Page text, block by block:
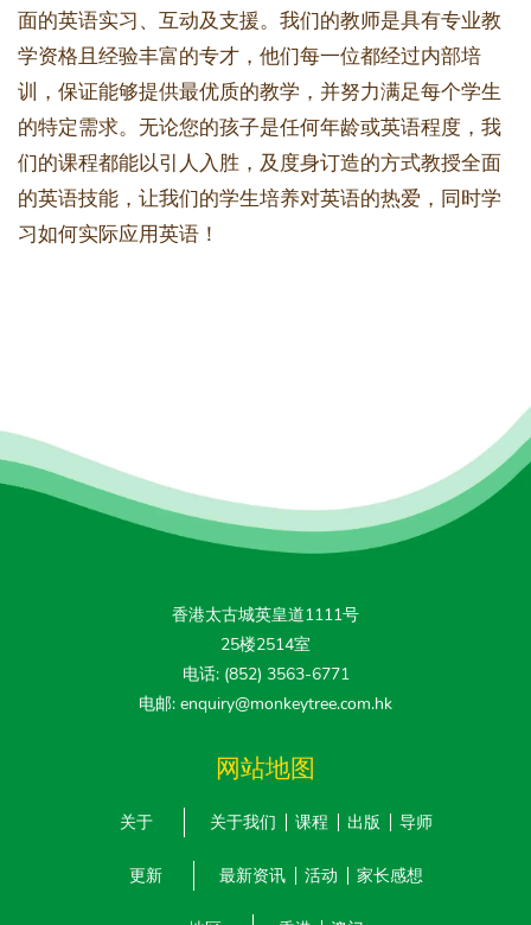
面的英语实习、互动及支援。我们的教师是具有专业教
学资格且经验丰富的专才，他们每一位都经过内部培
训，保证能够提供最优质的教学，并努力满足每个学生
的特定需求。无论您的孩子是任何年龄或英语程度，我
们的课程都能以引人入胜，及度身订造的方式教授全面
的英语技能，让我们的学生培养对英语的热爱，同时学
习如何实际应用英语！
香港太古城英皇道1111号
25楼2514室
电话: (852) 3563-6771
电邮: enquiry@monkeytree.com.hk
网站地图
关于 关于我们 课程 出版 导师
更新 最新资讯 活动 家长感想